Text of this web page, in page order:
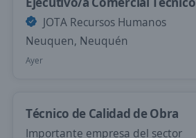
JOTA Recursos Humanos
Neuquen, Neuquén
Ayer
Técnico de Calidad de Obra
Importante empresa del sector